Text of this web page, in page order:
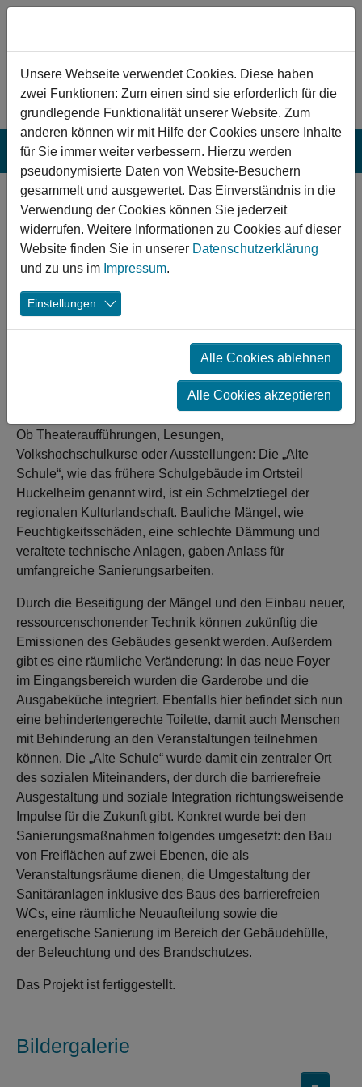
Zum Hauptinhalt springen
Westerngrund:
Sanierung „Alte
Schule“
Huckelheim
fördert den Zusammenhalt. Nicht zuletzt deshalb hatte
sich Schöllkrippen dafür entschieden, die „Alte Schule“
als Veranstaltungsort durch eine Sanierungsmaßnahme
Ob Theateraufführungen, Lesungen,
Volkshochschulkurse oder Ausstellungen: Die „Alte
Schule“, wie das frühere Schulgebäude im Ortsteil
Huckelheim genannt wird, ist ein Schmelztiegel der
regionalen Kulturlandschaft. Bauliche Mängel, wie
Feuchtigkeitsschäden, eine schlechte Dämmung und
veraltete technische Anlagen, gaben Anlass für
umfangreiche Sanierungsarbeiten.
Durch die Beseitigung der Mängel und den Einbau neuer,
ressourcenschonender Technik können zukünftig die
Emissionen des Gebäudes gesenkt werden. Außerdem
gibt es eine räumliche Veränderung: In das neue Foyer
im Eingangsbereich wurden die Garderobe und die
Ausgabeküche integriert. Ebenfalls hier befindet sich nun
eine behindertengerechte Toilette, damit auch Menschen
mit Behinderung an den Veranstaltungen teilnehmen
können. Die „Alte Schule“ wurde damit ein zentraler Ort
des sozialen Miteinanders, der durch die barrierefreie
Ausgestaltung und soziale Integration richtungsweisende
Impulse für die Zukunft gibt. Konkret wurde bei den
Sanierungsmaßnahmen folgendes umgesetzt: den Bau
von Freiflächen auf zwei Ebenen, die als
Veranstaltungsräume dienen, die Umgestaltung der
Sanitäranlagen inklusive des Baus des barrierefreien
WCs, eine räumliche Neuaufteilung sowie die
energetische Sanierung im Bereich der Gebäudehülle,
der Beleuchtung und des Brandschutzes.
Das Projekt ist fertiggestellt.
Bildergalerie
Unsere Webseite verwendet Cookies. Diese haben
zwei Funktionen: Zum einen sind sie erforderlich für die
grundlegende Funktionalität unserer Website. Zum
anderen können wir mit Hilfe der Cookies unsere Inhalte
für Sie immer weiter verbessern. Hierzu werden
pseudonymisierte Daten von Website-Besuchern
gesammelt und ausgewertet. Das Einverständnis in die
Verwendung der Cookies können Sie jederzeit
widerrufen. Weitere Informationen zu Cookies auf dieser
Website finden Sie in unserer Datenschutzerklärung
und zu uns im Impressum.
Einstellungen
Alle Cookies ablehnen
Alle Cookies akzeptieren